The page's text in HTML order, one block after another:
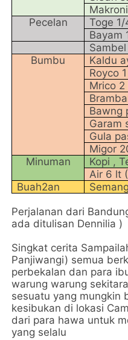
Pecelan
Toge 1/
Bayam
Bumbu
Kaldu
Royco 1
Mrico 2
Bawng
Garam
Gula
Migor
Minuman
Kopi ,
Air 6 lt
Buah2an
Perjalanan dari
ada ditulisan Dennilia )
Singkat cerita
Panjiwangi) semua
perbekalan dan para
warung warung
sesuatu yang mungkin
kesibukan di lokasi
dari para hawa untuk
yang selalu